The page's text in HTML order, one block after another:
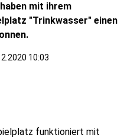
mit ihrem
"Trinkwasser" einen
10:03
funktioniert mit